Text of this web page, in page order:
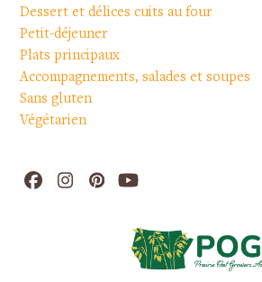
Dessert et délices cuits au four
Petit-déjeuner
Plats principaux
Accompagnements, salades et soupes
Sans gluten
Végétarien
Facebook
Instagram
PinterestYouTube